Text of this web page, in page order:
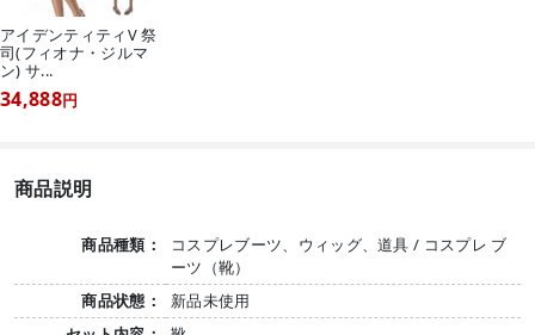
アイデンティティV 祭
司(フィオナ・ジルマ
ン) サ...
34,888円
商品説明
商品種類：
コスプレブーツ、ウィッグ、道具 / コスプレ ブ
ーツ（靴）
商品状態：
新品未使用